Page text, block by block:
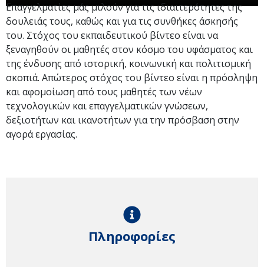
Επαγγελματίες μάς μιλούν για τις ιδιαιτερότητες της
δουλειάς τους, καθώς και για τις συνθήκες άσκησής
του. Στόχος του εκπαιδευτικού βίντεο είναι να
ξεναγηθούν οι μαθητές στον κόσμο του υφάσματος και
της ένδυσης από ιστορική, κοινωνική και πολιτισμική
σκοπιά. Απώτερος στόχος του βίντεο είναι η πρόσληψη
και αφομοίωση από τους μαθητές των νέων
τεχνολογικών και επαγγελματικών γνώσεων,
δεξιοτήτων και ικανοτήτων για την πρόσβαση στην
αγορά εργασίας.​
Πληροφορίες